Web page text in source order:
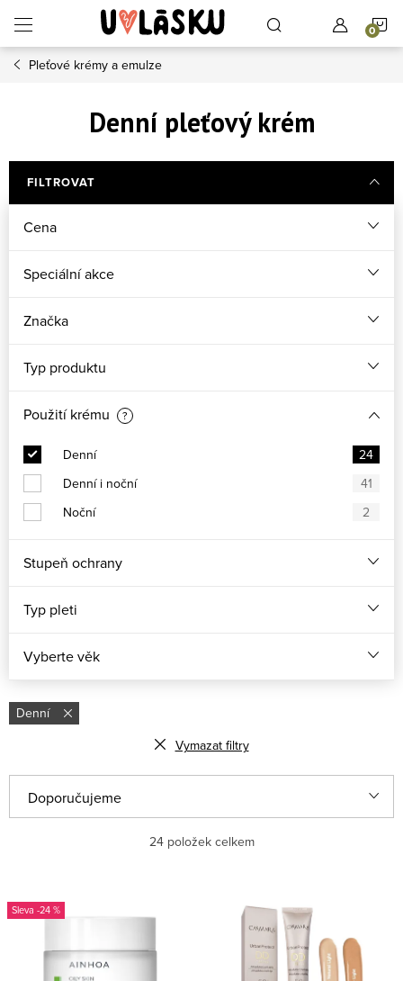
Pleťové krémy a emulze
Denní pleťový krém
FILTROVAT
Cena
Speciální akce
Značka
Typ produktu
Použití krému ?
Denní
24
Denní i noční
41
Noční
2
Stupeň ochrany
Typ pleti
Vyberte věk
Denní
Vymazat filtry
Řazení produktů
Doporučujeme
Abecedně
24položek celkem
Výpis produktů
-24 %